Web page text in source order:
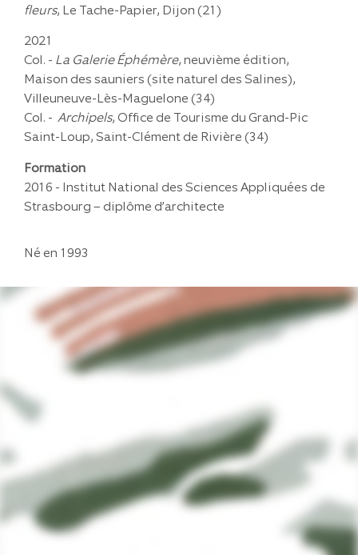
fleurs, Le Tache-Papier, Dijon (21)
2021
Col. - La Galerie Éphémère, neuvième édition,
Maison des sauniers (site naturel des Salines),
Villeuneuve-Lès-Maguelone (34)
Col. - Archipels, Office de Tourisme du Grand-Pic
Saint-Loup, Saint-Clément de Rivière (34)
Formation
2016 - Institut National des Sciences Appliquées de
Strasbourg – diplôme d’architecte
Né en 1993